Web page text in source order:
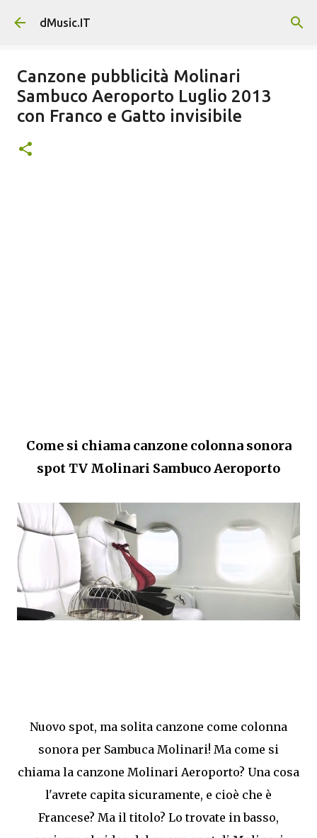
Passa ai contenuti principali
dMusic.IT
Canzone pubblicità Molinari
Sambuco Aeroporto Luglio 2013
con Franco e Gatto invisibile
Come si chiama canzone colonna sonora
spot TV Molinari Sambuco Aeroporto
Nuovo spot, ma solita canzone come colonna
sonora per Sambuca Molinari! Ma come si
chiama la canzone Molinari Aeroporto? Una cosa
l'avrete capita sicuramente, e cioè che è
Francese? Ma il titolo? Lo trovate in basso,